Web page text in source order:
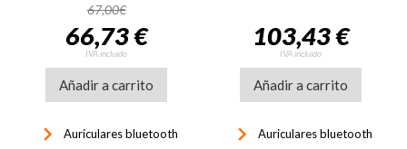
67,00€
66,73 €
IVA incluido
Añadir a carrito
keyboard_arrow_right Auriculares bluetooth
103,43 €
IVA incluido
Añadir a carrito
keyboard_arrow_right Auriculares bluetooth